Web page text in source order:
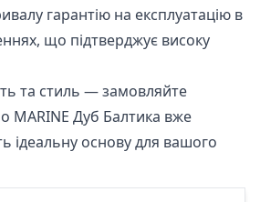
гарантію на експлуатацію в
що підтверджує високу
та стиль — замовляйте
MARINE Дуб Балтика вже
ідеальну основу для вашого